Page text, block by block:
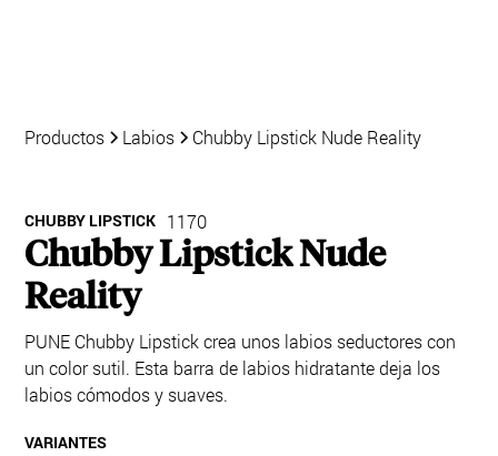
Productos Labios Chubby Lipstick Nude Reality
CHUBBY LIPSTICK 1170
Chubby Lipstick Nude
Reality
PUNE Chubby Lipstick crea unos labios seductores con
un color sutil. Esta barra de labios hidratante deja los
labios cómodos y suaves.
VARIANTES